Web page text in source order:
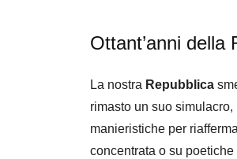
Ottant’anni della
La nostra Repubblica
rimasto un suo
manieristiche per
concentrata o su